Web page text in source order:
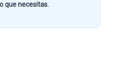
que necesitas.